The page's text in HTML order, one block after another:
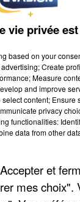
pour avoir
assurait
intercepté
vie privée
based on your
Create
Measure
and improve
content;
privacy
functionalities:
data from other
et
mes choix".